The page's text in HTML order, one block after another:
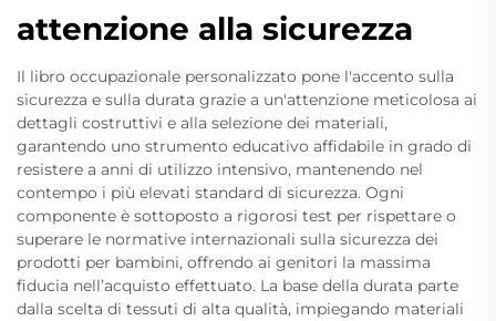
attenzione alla sicurezza
Il libro occupazionale personalizzato pone l'accento sulla
sicurezza e sulla durata grazie a un'attenzione meticolosa ai
dettagli costruttivi e alla selezione dei materiali,
garantendo uno strumento educativo affidabile in grado di
resistere a anni di utilizzo intensivo, mantenendo nel
contempo i più elevati standard di sicurezza. Ogni
componente è sottoposto a rigorosi test per rispettare o
superare le normative internazionali sulla sicurezza dei
prodotti per bambini, offrendo ai genitori la massima
fiducia nell’acquisto effettuato. La base della durata parte
dalla scelta di tessuti di alta qualità, impiegando materiali